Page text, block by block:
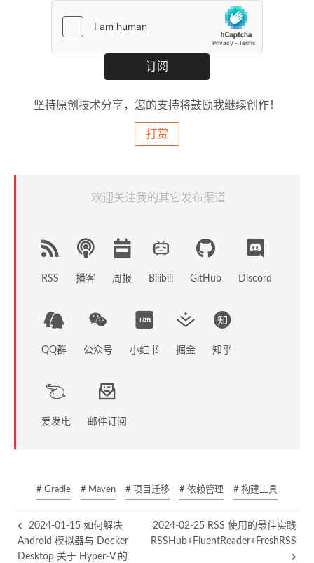
坚持原创技术分享，您的支持将鼓励我继续创作！
打赏
欢迎关注我的其它发布渠道
RSS 播客 周报 Bilibili GitHub Discord
QQ群 公众号 小红书 掘金 知乎
爱发电 邮件订阅
# Gradle # Maven # 项目迁移 # 依赖管理 # 构建工具
2024-01-15 如何解决
Android 模拟器与 Docker
Desktop 关于 Hyper-V 的
2024-02-25 RSS 使用的最佳实践
RSSHub+FluentReader+FreshRSS